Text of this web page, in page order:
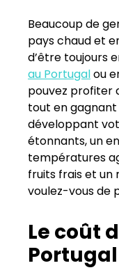
Beaucoup de
pays chaud et
d’être toujours
au Portugalou
pouvez profiter
tout en
développant
étonnants, un
températures
fruits frais et un
voulez-vous de
Le coût